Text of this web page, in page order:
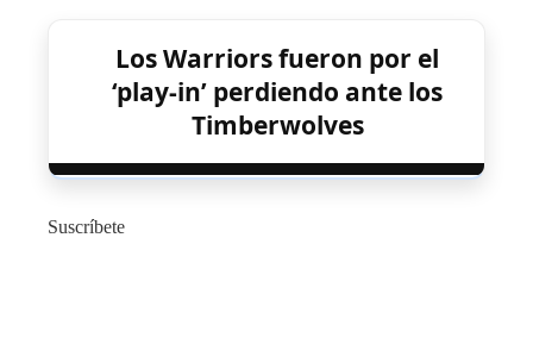
Los Warriors fueron por el
‘play-in’ perdiendo ante los
Timberwolves
Suscríbete